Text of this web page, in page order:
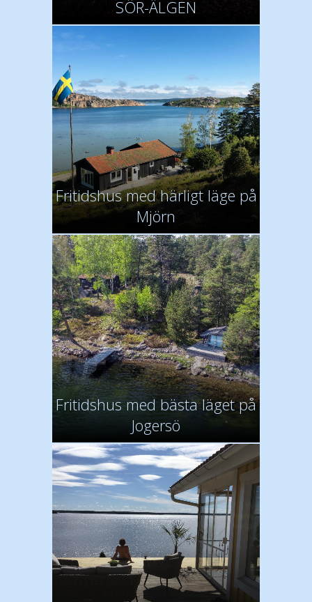
SÖR-ÄLGEN
Fritidshus med härligt läge på
Mjörn
Fritidshus med bästa läget på
Jogersö